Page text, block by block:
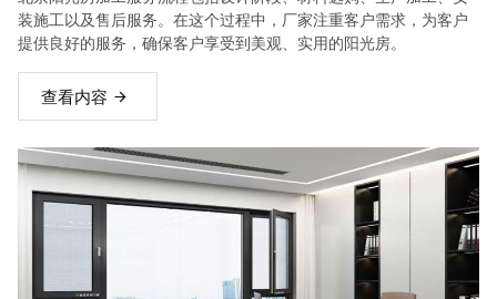
装施工以及售后服务。在这个过程中，厂家注重客户需求，为客户
提供良好的服务，确保客户享受到美观、实用的阳光房。
查看内容